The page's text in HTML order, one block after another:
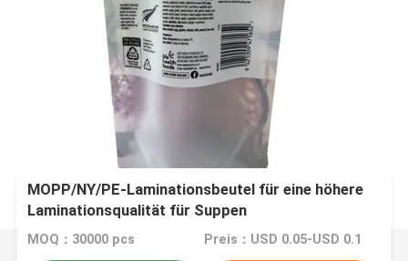
MOPP/NY/PE-Laminationsbeutel für eine höhere
Laminationsqualität für Suppen
MOQ：30000 pcs Preis：USD 0.05-USD 0.1